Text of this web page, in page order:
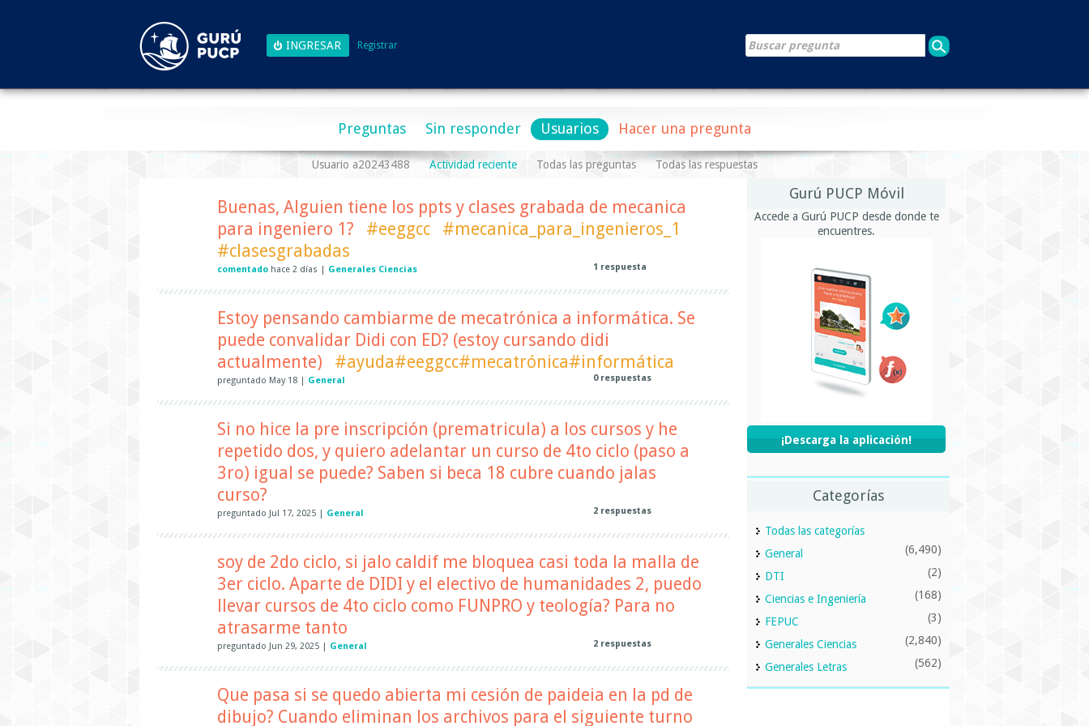
Registrar
Preguntas Sin responder Usuarios Hacer una pregunta
Usuario a20243488 Actividad reciente Todas las preguntas Todas las respuestas
Buenas, Alguien tiene los ppts y clases grabada de mecanica
para ingeniero 1?
#eeggcc
#mecanica_para_ingenieros_1
#clasesgrabadas
comentado hace 2 días Generales Ciencias 1 respuesta
Estoy pensando cambiarme de mecatrónica a informática. Se
puede convalidar Didi con ED? (estoy cursando didi
actualmente)
#ayuda#eeggcc#mecatrónica#informática
preguntado May 18 General 0respuestas
Si no hice la pre inscripción (prematricula) a los cursos y he
repetido dos, y quiero adelantar un curso de 4to ciclo (paso a
3ro) igual se puede? Saben si beca 18 cubre cuando jalas
curso?
preguntado Jul 17, 2025 General 2 respuestas
soy de 2do ciclo, si jalo caldif me bloquea casi toda la malla de
3er ciclo. Aparte de DIDI y el electivo de humanidades 2, puedo
llevar cursos de 4to ciclo como FUNPRO y teología? Para no
atrasarme tanto
preguntado Jun 29, 2025 General 2 respuestas
Que pasa si se quedo abierta mi cesión de paideia en la pd de
dibujo? Cuando eliminan los archivos para el siguiente turno
Gurú PUCP Móvil
Accede a Gurú PUCP desde donde te
encuentres.
¡Descarga la aplicación!
Categorías
Todas las categorías
General
(6,490)
DTI (2)
Ciencias e Ingeniería (168)
FEPUC (3)
Generales Ciencias (2,840)
Generales Letras (562)